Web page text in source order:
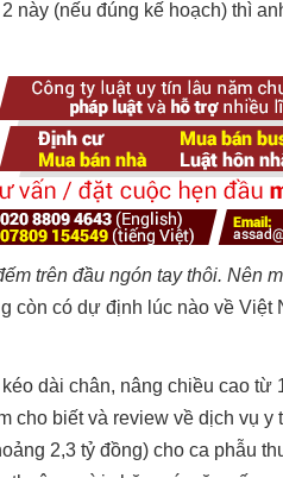
này (nếu đúng kế hoạch) thì
trên đầu ngón tay thôi. Nên
còn có dự định lúc nào về Việt
dài chân, nâng chiều cao từ
cho biết và review về dịch vụ
2,3 tỷ đồng) cho ca phẫu